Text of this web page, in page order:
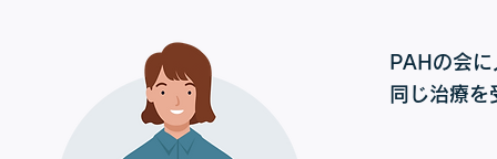
PAHの会
同じ治療